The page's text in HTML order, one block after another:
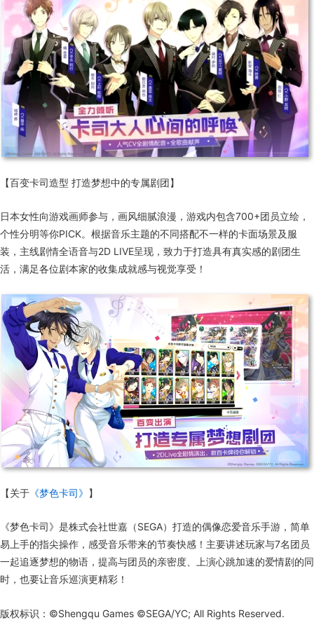
【百变卡司造型 打造梦想中的专属剧团】
日本女性向游戏画师参与，画风细腻浪漫，游戏内包含700+团员立绘，
个性分明等你PICK。根据音乐主题的不同搭配不一样的卡面场景及服
装，主线剧情全语音与2D LIVE呈现，致力于打造具有真实感的剧团生
活，满足各位剧本家的收集成就感与视觉享受！
【关于 《梦色卡司》 】
《梦色卡司》是株式会社世嘉（SEGA）打造的偶像恋爱音乐手游，简单
易上手的指尖操作，感受音乐带来的节奏快感！主要讲述玩家与7名团员
一起追逐梦想的物语，提高与团员的亲密度、上演心跳加速的爱情剧的同
时，也要让音乐巡演更精彩！
版权标识：©Shengqu Games ©SEGA/YC; All Rights Reserved.